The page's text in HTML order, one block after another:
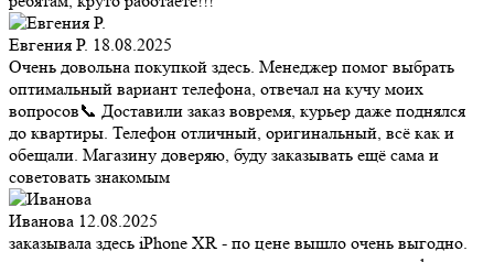
Евгения Р. 18.08.2025
Очень довольна покупкой здесь. Менеджер помог выбрать
оптимальный вариант телефона, отвечал на кучу моих
вопросов📞 Доставили заказ вовремя, курьер даже поднялся
до квартиры. Телефон отличный, оригинальный, всё как и
обещали. Магазину доверяю, буду заказывать ещё сама и
советовать знакомым
Иванова 12.08.2025
заказывала здесь iPhone XR - по цене вышло очень выгодно.